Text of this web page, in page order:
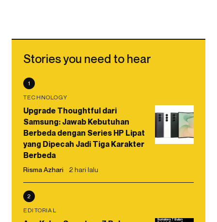
Stories you need to hear
1
TECHNOLOGY
Upgrade Thoughtful dari
Samsung: Jawab Kebutuhan
Berbeda dengan Series HP Lipat
yang Dipecah Jadi Tiga Karakter
Berbeda
Risma Azhari 2 hari lalu
2
EDITORIAL